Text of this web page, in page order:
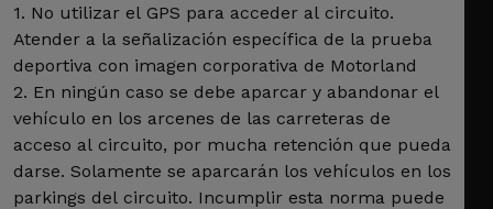
1. No utilizar el GPS para acceder al circuito.
Atender a la señalización específica de la prueba
deportiva con imagen corporativa de Motorland
2. En ningún caso se debe aparcar y abandonar el
vehículo en los arcenes de las carreteras de
acceso al circuito, por mucha retención que pueda
darse. Solamente se aparcarán los vehículos en los
parkings del circuito. Incumplir esta norma puede